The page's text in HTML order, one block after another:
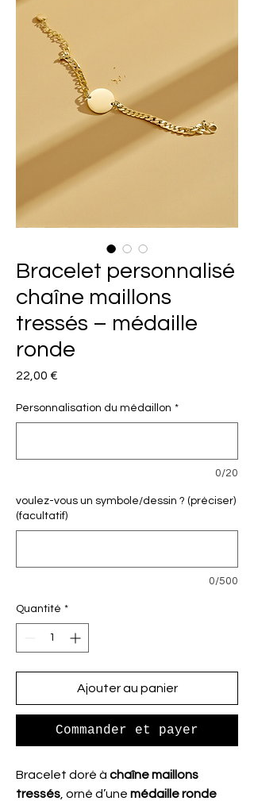
Bracelet personnalisé
chaîne maillons
tressés – médaille
ronde
22,00 €
Personnalisation du médaillon *
0/20
voulez-vous un symbole/dessin ? (préciser)
(facultatif)
0/500
Quantité *
Ajouter au panier
Commander et payer
Bracelet doré à chaîne maillons
tressés , orné d’une médaille ronde